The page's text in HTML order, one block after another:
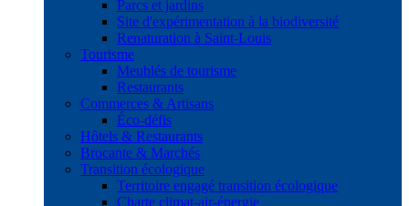
Parcs et jardins
Site d'expérimentation à la biodiversité
Renaturation à Saint-Louis
Tourisme
Meublés de tourisme
Restaurants
Commerces & Artisans
Éco-défis
Hôtels & Restaurants
Brocante & Marchés
Transition écologique
Territoire engagé transition écologique
Charte climat-air-énergie